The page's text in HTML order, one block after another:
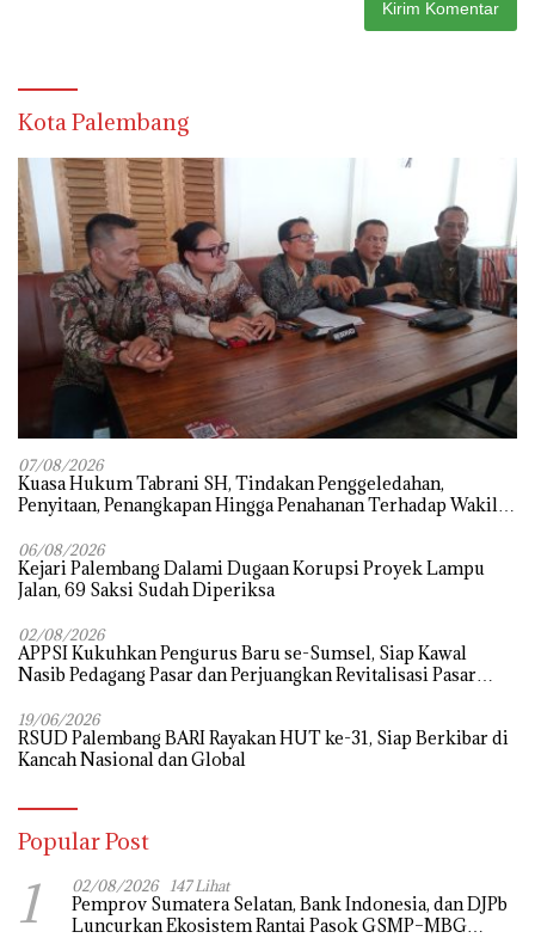
Kota Palembang
07/08/2026
‎Kuasa Hukum Tabrani SH, Tindakan Penggeledahan,
Penyitaan, Penangkapan Hingga Penahanan Terhadap Wakil
06/08/2026
Kejari Palembang Dalami Dugaan Korupsi Proyek Lampu
Jalan, 69 Saksi Sudah Diperiksa
02/08/2026
APPSI Kukuhkan Pengurus Baru se-Sumsel, Siap Kawal
Nasib Pedagang Pasar dan Perjuangkan Revitalisasi Pasar
19/06/2026
RSUD Palembang BARI Rayakan HUT ke-31, Siap Berkibar di
Kancah Nasional dan Global
Popular Post
1 02/08/2026 147 Lihat
Pemprov Sumatera Selatan, Bank Indonesia, dan DJPb
Luncurkan Ekosistem Rantai Pasok GSMP–MBG